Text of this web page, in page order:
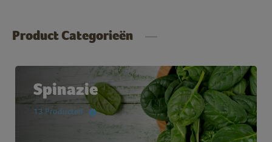
Product Categorieën
Spinazie
13 Producten